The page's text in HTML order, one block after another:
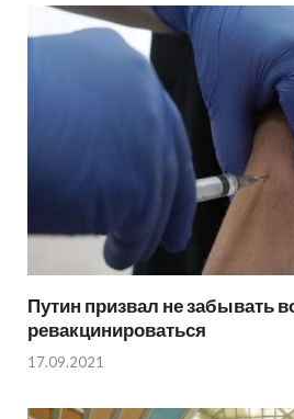
Путин призвал не забывать
ревакцинироваться
17.09.2021